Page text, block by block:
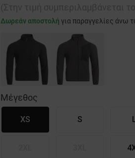
Δωρεάν αποστολή για παραγγελίες άνω
Μέγεθος
XS S